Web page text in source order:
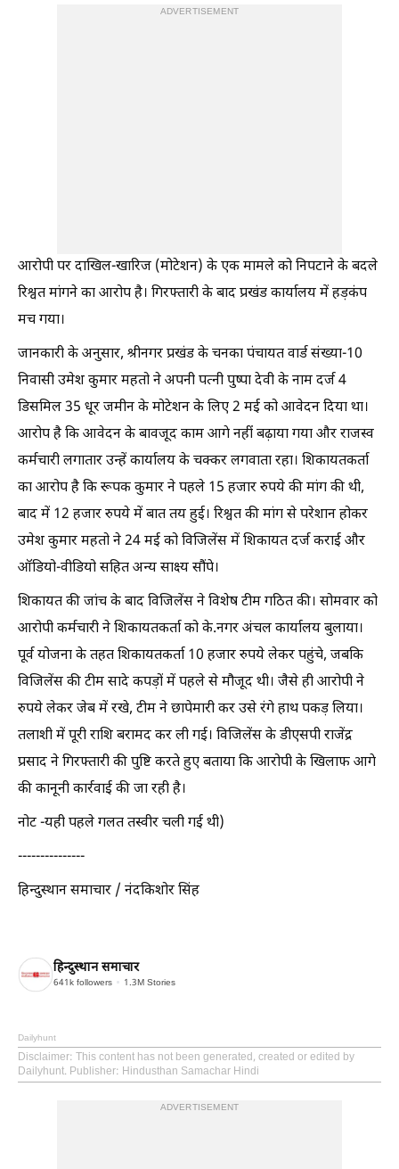
ADVERTISEMENT
आरोपी पर दाखिल-खारिज (मोटेशन) के एक मामले को निपटाने के बदले
रिश्वत मांगने का आरोप है। गिरफ्तारी के बाद प्रखंड कार्यालय में हड़कंप
मच गया।
जानकारी के अनुसार, श्रीनगर प्रखंड के चनका पंचायत वार्ड संख्या-10
निवासी उमेश कुमार महतो ने अपनी पत्नी पुष्पा देवी के नाम दर्ज 4
डिसमिल 35 धूर जमीन के मोटेशन के लिए 2 मई को आवेदन दिया था।
आरोप है कि आवेदन के बावजूद काम आगे नहीं बढ़ाया गया और राजस्व
कर्मचारी लगातार उन्हें कार्यालय के चक्कर लगवाता रहा। शिकायतकर्ता
का आरोप है कि रूपक कुमार ने पहले 15 हजार रुपये की मांग की थी,
बाद में 12 हजार रुपये में बात तय हुई। रिश्वत की मांग से परेशान होकर
उमेश कुमार महतो ने 24 मई को विजिलेंस में शिकायत दर्ज कराई और
ऑडियो-वीडियो सहित अन्य साक्ष्य सौंपे।
शिकायत की जांच के बाद विजिलेंस ने विशेष टीम गठित की। सोमवार को
आरोपी कर्मचारी ने शिकायतकर्ता को के.नगर अंचल कार्यालय बुलाया।
पूर्व योजना के तहत शिकायतकर्ता 10 हजार रुपये लेकर पहुंचे, जबकि
विजिलेंस की टीम सादे कपड़ों में पहले से मौजूद थी। जैसे ही आरोपी ने
रुपये लेकर जेब में रखे, टीम ने छापेमारी कर उसे रंगे हाथ पकड़ लिया।
तलाशी में पूरी राशि बरामद कर ली गई। विजिलेंस के डीएसपी राजेंद्र
प्रसाद ने गिरफ्तारी की पुष्टि करते हुए बताया कि आरोपी के खिलाफ आगे
की कानूनी कार्रवाई की जा रही है।
नोट -यही पहले गलत तस्वीर चली गई थी)
---------------
हिन्दुस्थान समाचार / नंदकिशोर सिंह
हिन्दुस्थान समाचार
641k followers 1.3M Stories
Dailyhunt
Disclaimer: This content has not been generated, created or edited by
Dailyhunt. Publisher: Hindusthan Samachar Hindi
ADVERTISEMENT